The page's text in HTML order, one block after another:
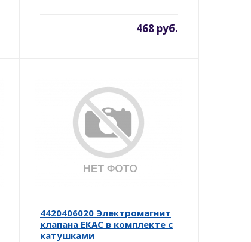
468 руб.
4420406020 Электромагнит
клапана ЕКАС в комплекте с
катушками